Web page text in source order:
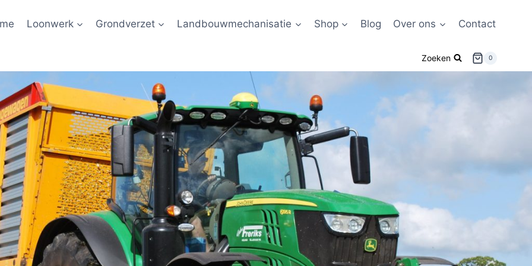
Loonwerk Grondverzet Landbouwmechanisatie Shop Blog Over ons Contact
Zoeken 0